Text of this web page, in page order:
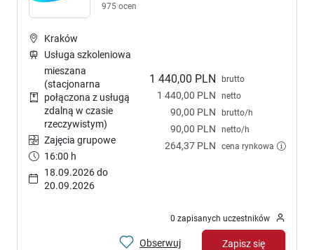
975 ocen
1 440,00 PLN brutto
1 440,00 PLN netto
90,00 PLN brutto/h
90,00 PLN netto/h
264,37 PLN cena rynkowa
Kraków
Usługa szkoleniowa
mieszana
(stacjonarna
połączona z usługą
zdalną w czasie
rzeczywistym)
Zajęcia grupowe
16:00 h
18.09.2026 do
20.09.2026
0 zapisanych uczestników
Obserwuj Zapisz się